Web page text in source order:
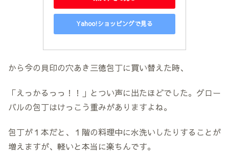
Yahoo!ショッピングで見る
から今の貝印の穴あき三徳包丁に買い替えた時、
「えっかるっっ！！」とつい声に出たほどでした。グロー
バルの包丁はけっこう重みがありますよね。
包丁が１本だと、１階の料理中に水洗いしたりすることが
増えますが、軽いと本当に楽ちんです。